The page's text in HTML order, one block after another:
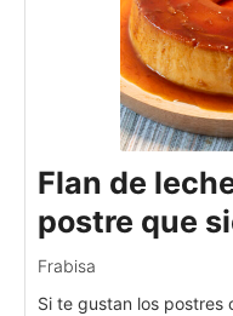
Flan de
postre que
Frabisa
Si te gustan los postres